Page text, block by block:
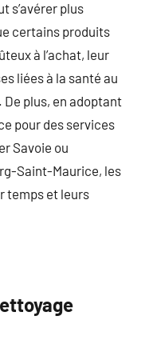
s’avérer plus
certains produits
à l’achat, leur
liées à la santé au
plus, en adoptant
pour des services
Savoie ou
Saint-Maurice, les
temps et leurs